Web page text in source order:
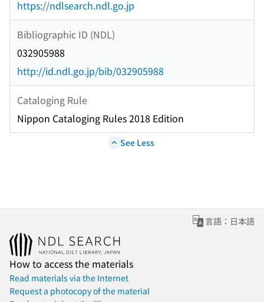
https://ndlsearch.ndl.go.jp
Bibliographic ID (NDL)
032905988
http://id.ndl.go.jp/bib/032905988
Cataloging Rule
Nippon Cataloging Rules 2018 Edition
See Less
言語：日本語
How to access the materials
Read materials via the Internet
Request a photocopy of the material